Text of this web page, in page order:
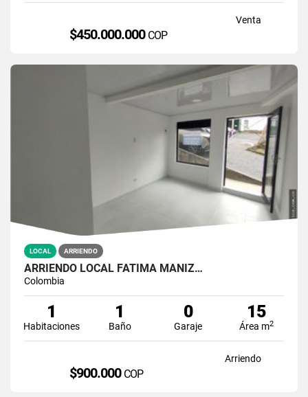
Venta
$450.000.000 COP
LOCAL ARRIENDO
ARRIENDO LOCAL FATIMA MANIZ…
Colombia
1
Habitaciones
1
Baño
0
Garaje
15
Área m2
Arriendo
$900.000 COP